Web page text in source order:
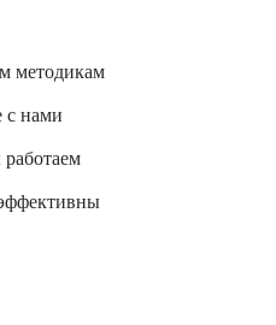
методикам
с нами